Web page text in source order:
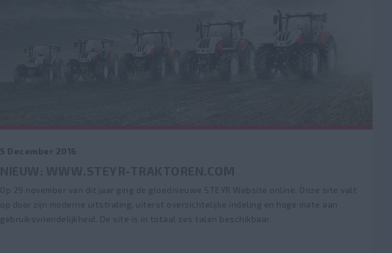
5 December 2016
Op 29 november van dit jaar ging de gloednieuwe STEYR Website online. Onze site valt
op door zijn moderne uitstraling, uiterst overzichtelijke indeling en hoge mate aan
gebruiksvriendelijkheid. De site is in totaal zes talen beschikbaar.